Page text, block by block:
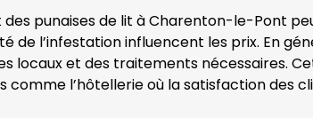
punaises de lit à Charenton-le-Pont
de l’infestation influencent les prix. En
locaux et des traitements nécessaires.
comme l’hôtellerie où la satisfaction des